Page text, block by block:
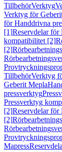
TillbehörVerktyg
Verktyg för
för Handdrivna
[1]Reservdelar
kompatibilitet [2]
[2]
TillbehörVerktyg
Geberit Mepla
pressverktyg
Pressverktyg
[2]Reservdelar för
[2]
Mapress